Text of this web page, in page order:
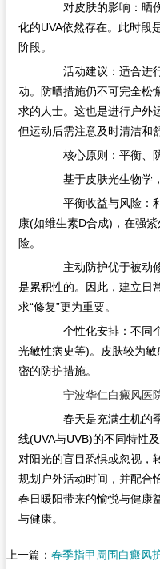
对皮肤的影响：晒伤
化的UVA依然存在。此时段
阶段。
活动建议：适合进行
动。防晒措施仍不可完全松
求的人士。这也是进行户外
但运动后需注意及时清洁和
核心原则：平衡、
基于皮肤光生物学，
平衡收益与风险：利
康(如维生素D合成)，在强
险。
主动防护优于被动修
是累积性的。因此，建立日
求“修复”更为重要。
个性化安排：不同个
光敏性病史等)。皮肤较为
密的防护措施。
宁波华仁白癜风医
春天是充满生机的季
线(UVA与UVB)的不同特性
对阳光的盲目恐惧或忽视，
规划户外活动时间，并配合
春日暖阳带来的愉悦与健康
与健康。
上一篇： 春季指甲周围白癜风